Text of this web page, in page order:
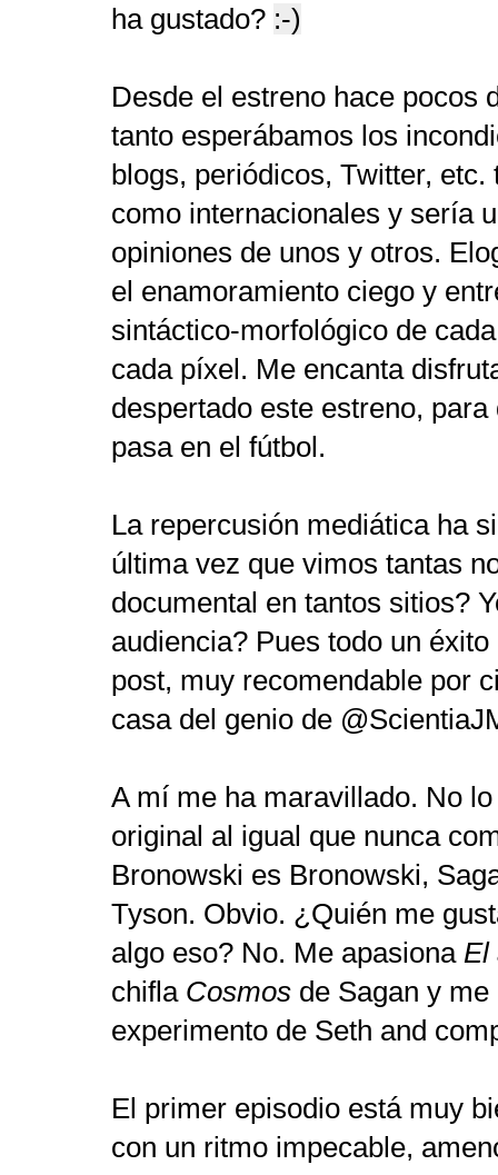
ha gustado? :-)
Desde el estreno hace pocos
tanto esperábamos los
blogs, periódicos, Twitter,
como internacionales y sería
opiniones de unos y otros.
el enamoramiento ciego y
sintáctico-morfológico de
cada píxel. Me encanta
despertado este estreno,
pasa en el fútbol.
La repercusión mediática ha
última vez que vimos tantas
documental en tantos sitios?
audiencia? Pues todo un
post, muy recomendable por
casa del genio de
A mí me ha maravillado. No
original al igual que nunca
Bronowski es Bronowski,
Tyson. Obvio. ¿Quién me
algo eso? No. Me apasiona El
chifla Cosmos de Sagan y
experimento de Seth and
El primer episodio está muy
con un ritmo impecable,